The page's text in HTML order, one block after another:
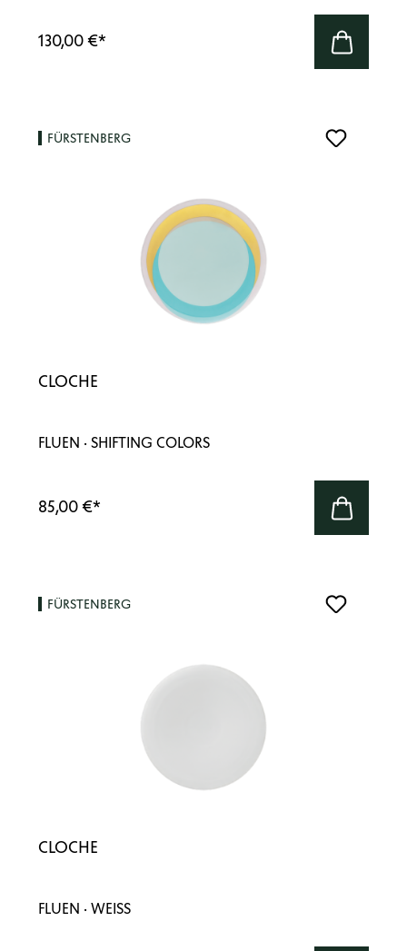
130,00 €*
FÜRSTENBERG
CLOCHE
FLUEN · SHIFTING COLORS
85,00 €*
FÜRSTENBERG
CLOCHE
FLUEN · WEISS